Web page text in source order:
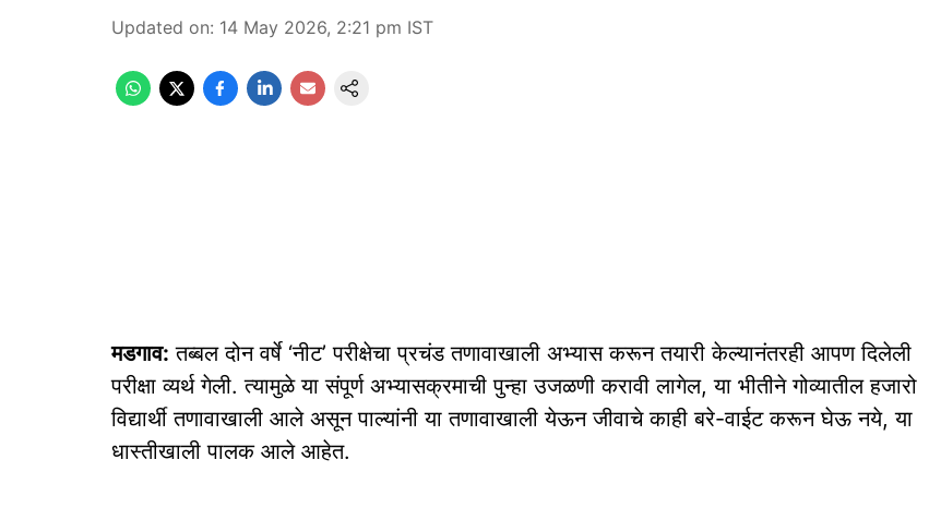
Updated on: 14 May 2026, 2:21 pm IST
मडगाव: तब्‍बल दोन वर्षे ‘नीट’ परीक्षेचा प्रचंड तणावाखाली अभ्‍यास करून तयारी केल्‍यानंतरही आपण दिलेली
परीक्षा व्‍यर्थ गेली. त्‍यामुळे या संपूर्ण अभ्‍यासक्रमाची पुन्‍हा उजळणी करावी लागेल, या भीतीने गोव्‍यातील हजारो
विद्यार्थी तणावाखाली आले असून पाल्‍यांनी या तणावाखाली येऊन जीवाचे काही बरे-वाईट करून घेऊ नये, या
धास्‍तीखाली पालक आले आहेत.